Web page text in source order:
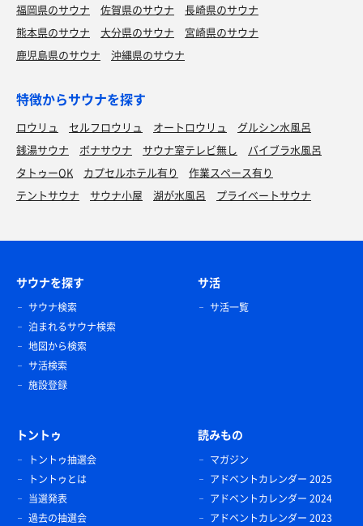
福岡県のサウナ 佐賀県のサウナ
長崎県のサウナ
熊本県のサウナ
大分県のサウナ
宮崎県のサウナ
鹿児島県のサウナ
沖縄県のサウナ
特徴からサウナを探す
ロウリュ セルフロウリュ オートロウリュ
グルシン水風呂
銭湯サウナ
ボナサウナ サウナ室テレビ無し
バイブラ水風呂
タトゥーOK
カプセルホテル有り
作業スペース有り
テントサウナ
サウナ小屋 湖が水風呂 プライベートサウナ
サウナを探す
サウナ検索
泊まれるサウナ検索
地図から検索
サ活検索
施設登録
サ活
サ活一覧
トントゥ
トントゥ抽選会
トントゥとは
当選発表
過去の抽選会
読みもの
マガジン
アドベントカレンダー 2025
アドベントカレンダー 2024
アドベントカレンダー 2023